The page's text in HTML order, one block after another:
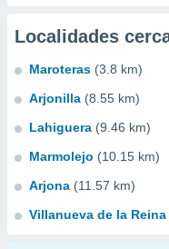
Localidades
Maroteras (3.8 km)
Arjonilla (8.55 km)
Lahiguera (9.46 km)
Marmolejo (10.15 km)
Arjona (11.57 km)
Villanueva de la Reina